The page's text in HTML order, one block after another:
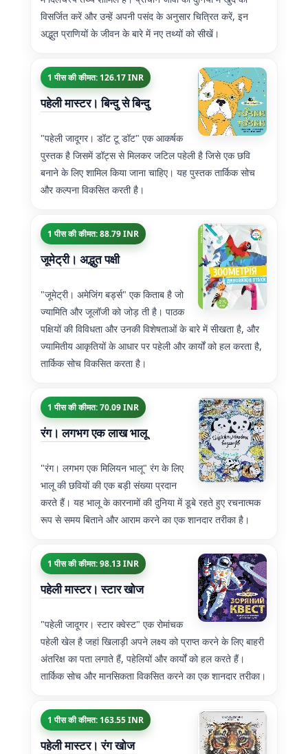
विसर्जित करें और उन्हें अपनी पसंद के अनुसार चित्रित करें, इन
अद्भुत प्राणियों के जीवन के बारे में नए तथ्यों को सीखें।
1 पीस की कीमत: 126.17 INR
पहेली मास्टर। बिन्दु से बिन्दु
"पहेली जादूगर। डॉट टू डॉट" एक आकर्षक
पुस्तक है जिसमें डॉट्स से मिलकर जटिल पहेली है जिसे एक छवि
बनाने के लिए शामिल किया जाना चाहिए। यह पुस्तक तार्किक सोच
और कल्पना विकसित करती है।
1 पीस की कीमत: 88.79 INR
जूमेट्री। अद्भुत पक्षी
"जूमेट्री। अमेजिंग बर्ड्स" एक किताब है जो
ज्यामिति और जूलॉजी को जोड़ ती है। पाठक
पक्षियों की विविधता और उनकी विशेषताओं के बारे में सीखता है, और
ज्यामितीय आकृतियों के आधार पर पहेली और कार्यों को हल करता है,
तार्किक सोच विकसित करता है।
1 पीस की कीमत: 70.09 INR
रंग। लगभग एक लाख भालू
"रंग। लगभग एक मिलियन भालू" रंग के लिए
भालू की छवियों की एक बड़ी संख्या प्रदान
करते हैं। यह भालू के कारनामों की दुनिया में डूबे रहते हुए रचनात्मक
रूप से समय बिताने और आराम करने का एक शानदार तरीका है।
1 पीस की कीमत: 98.13 INR
पहेली मास्टर। स्टार खोज
"पहेली जादूगर। स्टार क्वेस्ट" एक रोमांचक
पहेली खेल है जहां खिलाड़ी अपने लक्ष्य को प्राप्त करने के लिए बाहरी
अंतरिक्ष का पता लगाते हैं, पहेलियों और कार्यों को हल करते हैं।
तार्किक सोच और मानसिकता विकसित करने का एक शानदार तरीका।
1 पीस की कीमत: 163.55 INR
पहेली मास्टर। रंग खोज